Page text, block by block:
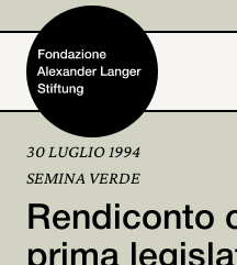
Fondazione
30 LUGLIO 1994
SEMINA VERDE
Rendiconto
prima